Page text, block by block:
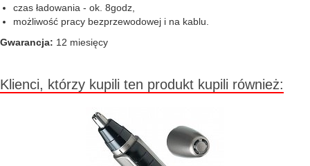
czas ładowania - ok. 8godz,
możliwość pracy bezprzewodowej i na kablu.
Gwarancja: 12 miesięcy
Klienci, którzy kupili ten produkt kupili również: